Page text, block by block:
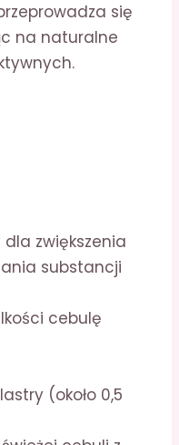
się
na naturalne
zwiększenia
substancji
cebulę
(około 0,5